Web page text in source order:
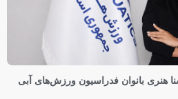
هنری بانوان فدراسیون ورزش‌های آبی